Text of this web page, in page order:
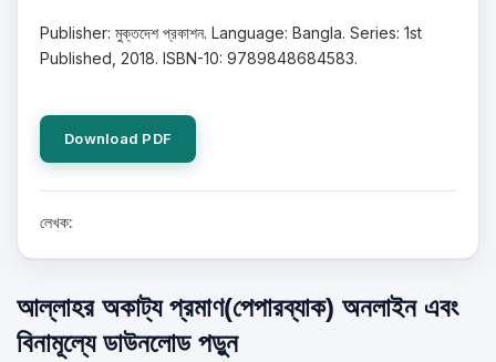
Publisher: মুক্তদেশ প্রকাশন. Language: Bangla. Series: 1st
Published, 2018. ISBN-10: 9789848684583.
Download PDF
লেখক:
আল্লাহর অকাট্য প্রমাণ(পেপারব্যাক) অনলাইন এবং
বিনামূল্যে ডাউনলোড পড়ুন